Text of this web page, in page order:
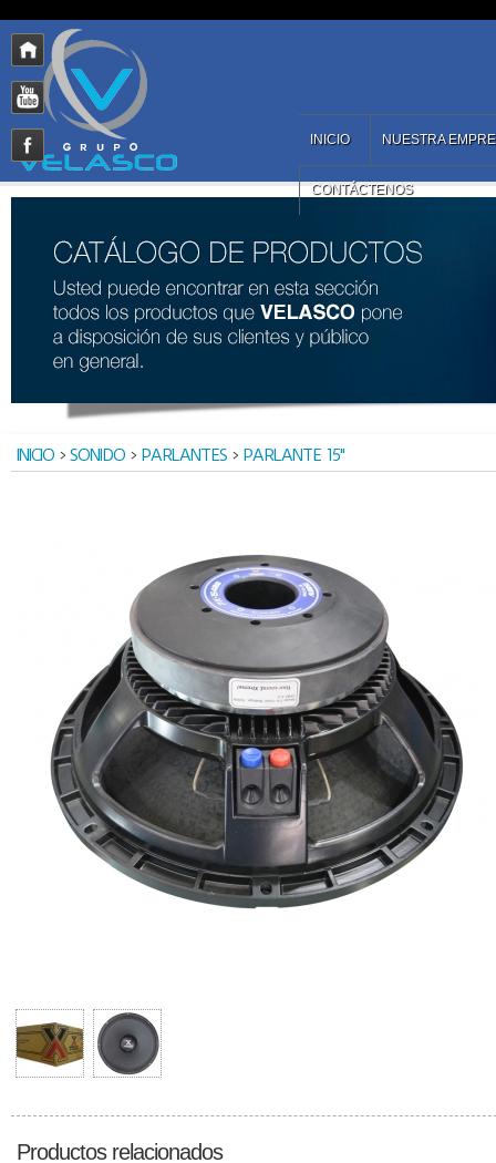
INICIO NUESTRA
CONTÁCTENOS
INICIO > SONIDO > PARLANTES > PARLANTE 15"
Productos relacionados